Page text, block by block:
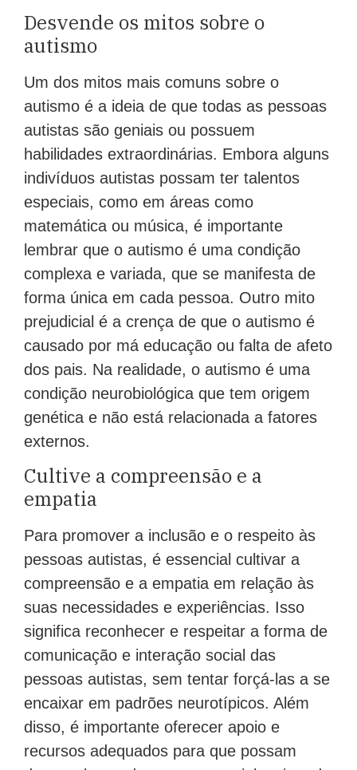
Desvende os mitos sobre o
autismo
Um dos mitos mais comuns sobre o
autismo é a ideia de que todas as pessoas
autistas são geniais ou possuem
habilidades extraordinárias. Embora alguns
indivíduos autistas possam ter talentos
especiais, como em áreas como
matemática ou música, é importante
lembrar que o autismo é uma condição
complexa e variada, que se manifesta de
forma única em cada pessoa. Outro mito
prejudicial é a crença de que o autismo é
causado por má educação ou falta de afeto
dos pais. Na realidade, o autismo é uma
condição neurobiológica que tem origem
genética e não está relacionada a fatores
externos.
Cultive a compreensão e a
empatia
Para promover a inclusão e o respeito às
pessoas autistas, é essencial cultivar a
compreensão e a empatia em relação às
suas necessidades e experiências. Isso
significa reconhecer e respeitar a forma de
comunicação e interação social das
pessoas autistas, sem tentar forçá-las a se
encaixar em padrões neurotípicos. Além
disso, é importante oferecer apoio e
recursos adequados para que possam